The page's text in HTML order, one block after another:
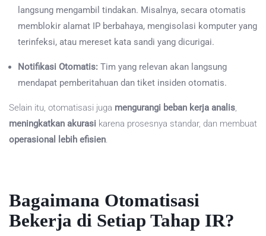
langsung mengambil tindakan. Misalnya, secara otomatis
memblokir alamat IP berbahaya, mengisolasi komputer yang
terinfeksi, atau mereset kata sandi yang dicurigai.
Notifikasi Otomatis: Tim yang relevan akan langsung
mendapat pemberitahuan dan tiket insiden otomatis.
Selain itu, otomatisasi juga mengurangi beban kerja analis,
meningkatkan akurasi karena prosesnya standar, dan membuat
operasional lebih efisien.
Bagaimana Otomatisasi
Bekerja di Setiap Tahap IR?